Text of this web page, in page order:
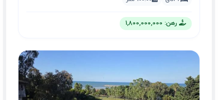
رهن: 1,800,000,000